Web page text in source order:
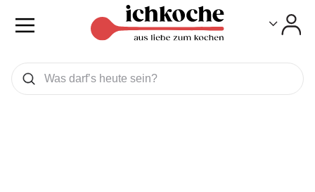
Was wollen Sie suchen
Suchen